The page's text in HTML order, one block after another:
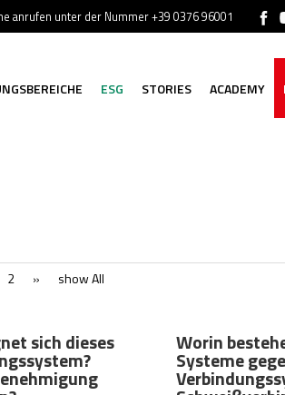
anrufen unter der Nummer +39 0376 96001
ESG STORIES ACADEMY
2 » show All
sich dieses Worin
Systeme